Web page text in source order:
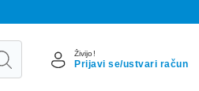
Živijo!
Prijavi se/ustvari račun